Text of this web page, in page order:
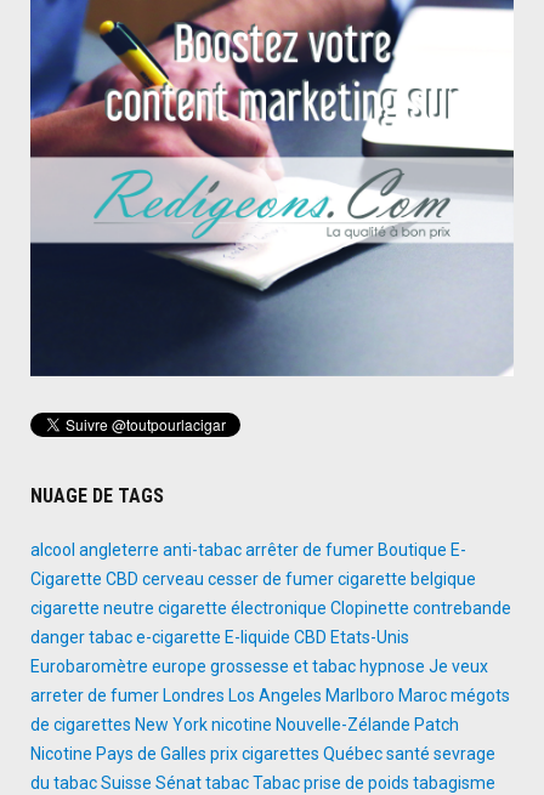
NUAGE DE TAGS
alcool angleterre anti-tabacarrêter de fumer Boutique E-
Cigarette CBD cerveau cesser de fumercigarette belgique
cigarette neutre cigarette électronique Clopinette contrebande
danger tabace-cigarette E-liquide CBD Etats-Unis
Eurobaromètre europe grossesse et tabac hypnose Je veux
arreter de fumer Londres Los Angeles Marlboro Marocmégots
de cigarettes New Yorknicotine Nouvelle-Zélande Patch
Nicotine Pays de Galles prix cigarettes Québecsanté sevrage
du tabacSuisse SénattabacTabac prise de poids tabagisme